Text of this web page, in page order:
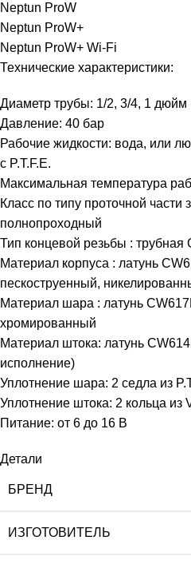
Neptun ProW
Neptun ProW+
Neptun ProW+ Wi-Fi
Технические характеристики:
Диаметр трубы: 1/2, 3/4, 1 дюйм
Давление: 40 бар
Рабочие жидкости: вода, или
с P.T.F.E.
Максимальная температура
Класс по типу проточной части
полнопроходный
Тип концевой резьбы : трубная G
Материал корпуса : латунь
пескоструенный,
Материал шара : латунь
хромированный
Материал штока: латунь
исполнение)
Уплотнение шара: 2 седла из
Уплотнение штока: 2 кольца из
Питание: от 6 до 16 В
Детали
БРЕНД
ИЗГОТОВИТЕЛЬ